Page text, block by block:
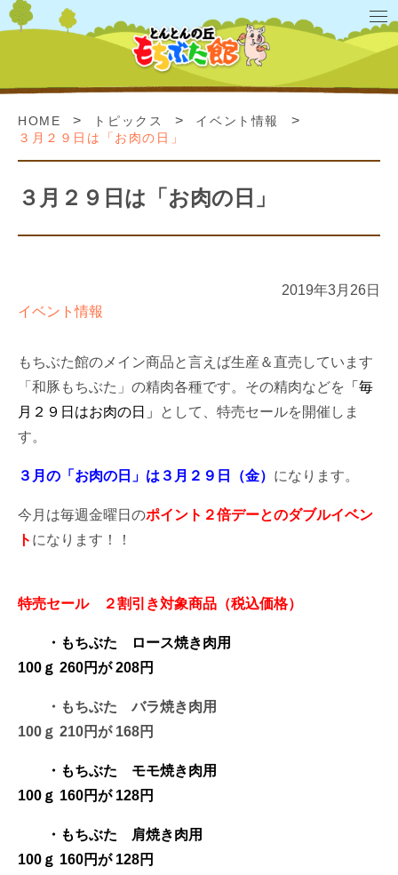
HOME > トピックス > イベント情報 >
３月２９日は「お肉の日」
３月２９日は「お肉の日」
2019年3月26日
イベント情報
もちぶた館のメイン商品と言えば生産＆直売しています
「和豚もちぶた」の精肉各種です。その精肉などを 「毎
月２９日はお肉の日」
として、特売セールを開催しま
す。
３月の「お肉の日」は３月２９日（金） になります。
今月は毎週金曜日のポイント２倍デーとのダブルイベン
ト になります！！
特売セール ２割引き対象商品（税込価格）
・もちぶた ロース焼き肉用
100ｇ 260円が 208円
・もちぶた バラ焼き肉用
100ｇ 210円が 168円
・もちぶた モモ焼き肉用
100ｇ 160円が 128円
・もちぶた 肩焼き肉用
100ｇ 160円が 128円